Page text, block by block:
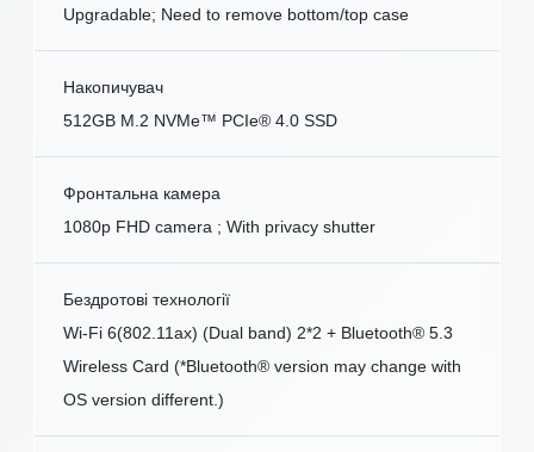
Upgradable; Need to remove bottom/top case
Накопичувач
512GB M.2 NVMe™ PCIe® 4.0 SSD
Фронтальна камера
1080p FHD camera ; With privacy shutter
Бездротові технології
Wi-Fi 6(802.11ax) (Dual band) 2*2 + Bluetooth® 5.3
Wireless Card (*Bluetooth® version may change with
OS version different.)